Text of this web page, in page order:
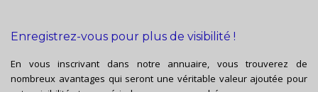
Enregistrez-vous pour plus de visibilité !
En vous inscrivant dans notre annuaire, vous trouverez de
nombreux avantages qui seront une véritable valeur ajoutée pour